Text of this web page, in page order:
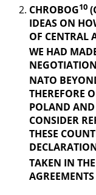
CHROBOG10
IDEAS ON
OF CENTRAL
WE HAD
NATO
THEREFORE
POLAND AND
CONSIDER
THESE
TAKEN IN THE
AGREEMENTS